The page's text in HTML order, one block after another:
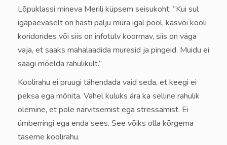
Lõpuklassi mineva Merili küpsem seisukoht: “Kui sul
igapäevaselt on hästi palju müra igal pool, kasvõi kooli
koridorides või siis on infotulv koormav, siis on väga
vaja, et saaks mahalaadida muresid ja pingeid. Muidu ei
saagi mõelda rahulikult.”
Koolirahu ei pruugi tähendada vaid seda, et keegi ei
peksa ega mõnita. Vahel kuluks ära ka selline rahulik
olemine, et pole närvitsemist ega stressamist. Ei
ümberringi ega enda sees. See võiks olla kõrgema
taseme koolirahu.